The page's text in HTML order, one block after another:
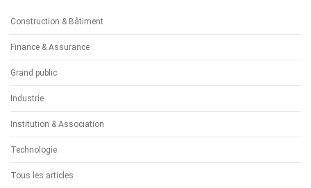
Construction & Bâtiment
Finance & Assurance
Grand public
Industrie
Institution & Association
Technologie
Tous les articles